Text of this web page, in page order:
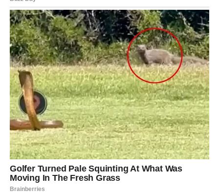
Ovaj horoskop donosi veoma precizne poruke za mnoge
znakove Zodijaka, ali posebno će blistati Rakovi, Lavovi i
Vage kojima zvijezde šalju ljubav, uspjeh i događaje koji
bi mogli potpuno promijeniti njihov život.
Ovo je period tokom kojeg univerzum jasno pokazuje da
neke poruke dolaze s razlogom i da ih ne smijemo
ignorisati ako želimo sreću koju dugo čekamo.